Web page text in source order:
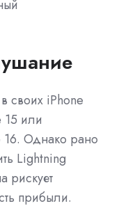
в своих iPhone
15 или
Однако рано
Lightning
рискует
прибыли.